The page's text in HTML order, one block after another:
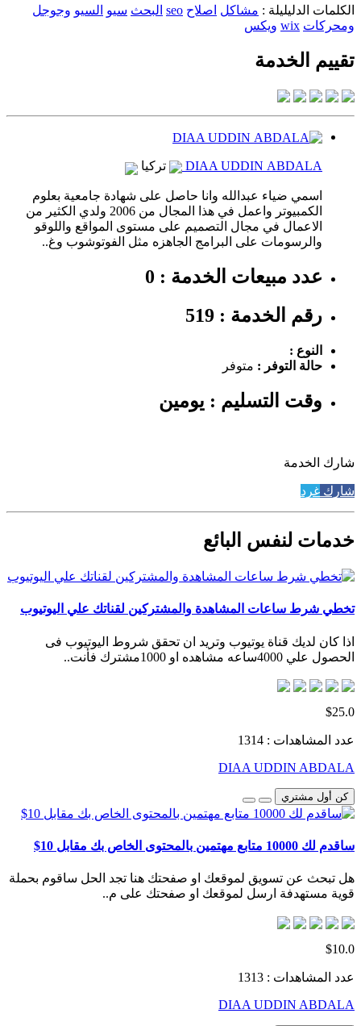
الكلمات الدليليلة : مشاكل اصلاح seo البحث سيو السيو وجوجل
ومحركات wix ويكس
تقييم الخدمة
DIAA UDDIN ABDALA تركيا
اسمي ضياء عبدالله وانا حاصل على شهادة جامعية بعلوم
الكمبيوتر واعمل في هذا المجال من 2006 ولدي الكثير من
الاعمال في مجال التصميم على مستوى المواقع واللوقو
والرسومات على البرامج الجاهزه مثل الفوتوشوب وغ..
عدد مبيعات الخدمة : 0
رقم الخدمة : 519
النوع :
حالة التوفر : متوفر
وقت التسليم : يومين
شارك الخدمة
شارك غرد
خدمات لنفس البائع
تخطي شرط ساعات المشاهدة والمشتركين لقناتك علي اليوتيوب
اذا كان لديك قناة يوتيوب وتريد ان تحقق شروط اليوتيوب فى
الحصول علي 4000ساعه مشاهده او 1000مشترك فأنت..
$25.0
عدد المشاهدات : 1314
DIAA UDDIN ABDALA
كن أول مشتري
ساقدم لك 10000 متابع مهتمين بالمحتوى الخاص بك مقابل 10$
هل تبحث عن تسويق لموقعك او صفحتك هنا تجد الحل ساقوم بحملة
قوية مستهدفة ارسل لموقعك او صفحتك على م..
$10.0
عدد المشاهدات : 1313
DIAA UDDIN ABDALA